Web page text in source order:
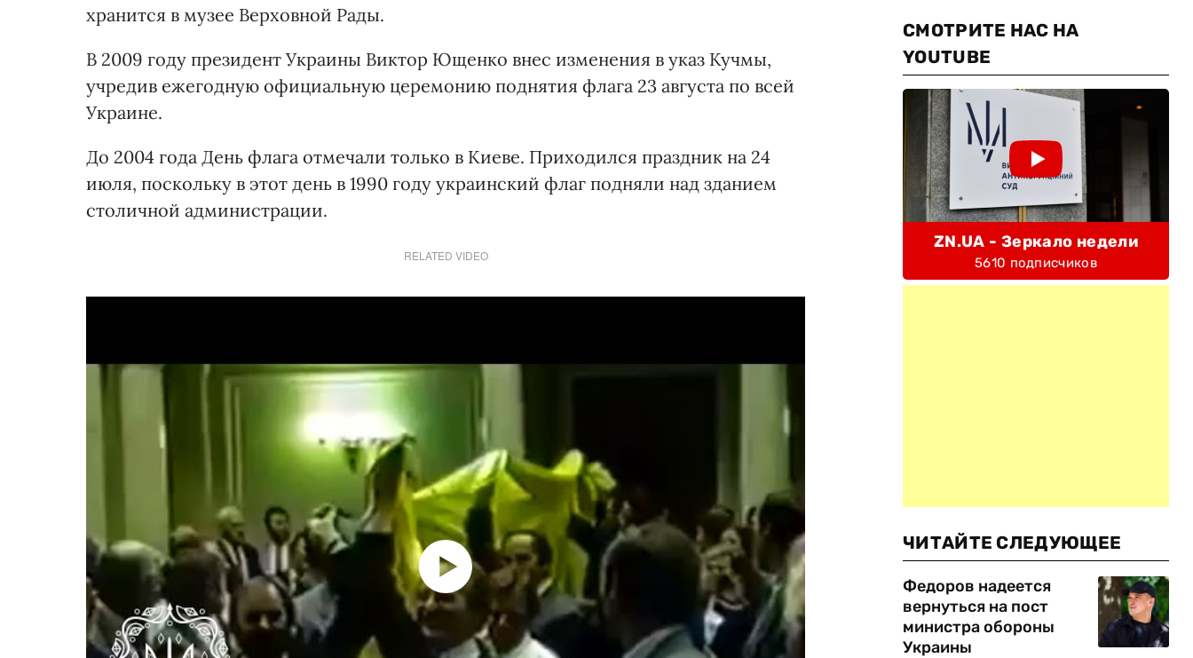
хранится в музее Верховной Рады.
В 2009 году президент Украины Виктор Ющенко внес изменения в указ Кучмы,
учредив ежегодную официальную церемонию поднятия флага 23 августа по всей
Украине.
До 2004 года День флага отмечали только в Киеве. Приходился праздник на 24
июля, поскольку в этот день в 1990 году украинский флаг подняли над зданием
столичной администрации.
RELATED VIDEO
СМОТРИТЕ НАС НА
YOUTUBE
ZN.UA - Зеркало недели
5610 подписчиков
ЧИТАЙТЕ СЛЕДУЮЩЕЕ
Федоров надеется
вернуться на пост
министра обороны
Украины